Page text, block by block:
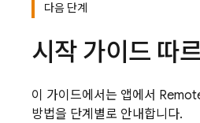
다음 단계
시작 가이드 따
이 가이드에서는 앱에서
방법을 단계별로 안내합니다.